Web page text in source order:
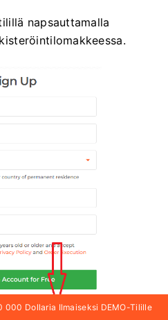
napsauttamalla
000 Dollaria Ilmaiseksi DEMO-Tilille